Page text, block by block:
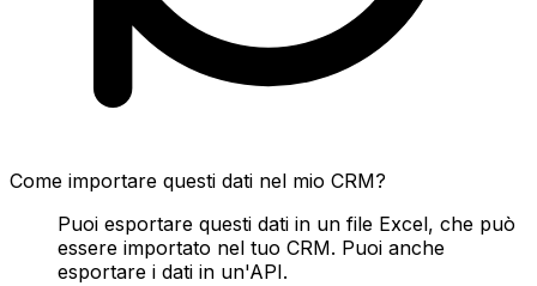
Come importare questi dati nel mio CRM?
Puoi esportare questi dati in un file Excel, che può
essere importato nel tuo CRM. Puoi anche
esportare i dati in un'API.